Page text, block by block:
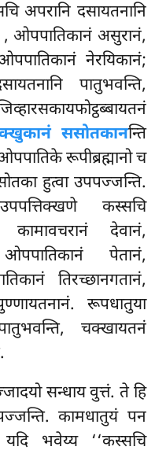
अपरानि दसायतनानि
, ओपपातिकानं असुरानं,
नेरयिकानं;
पातुभवन्ति,
ससोतकानन्ति
रूपीब्रह्मानो च
हुत्वा उपपज्जन्ति.
कस्सचि
कामावचरानं देवानं,
पेतानं,
तिरच्छानगतानं,
रूपधातुया
चक्खायतनं
सन्धाय वुत्तं. ते हि
कामधातुयं पन
भवेय्य ‘‘कस्सचि